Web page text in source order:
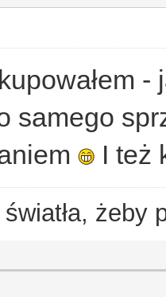
-
samego
I też
żeby